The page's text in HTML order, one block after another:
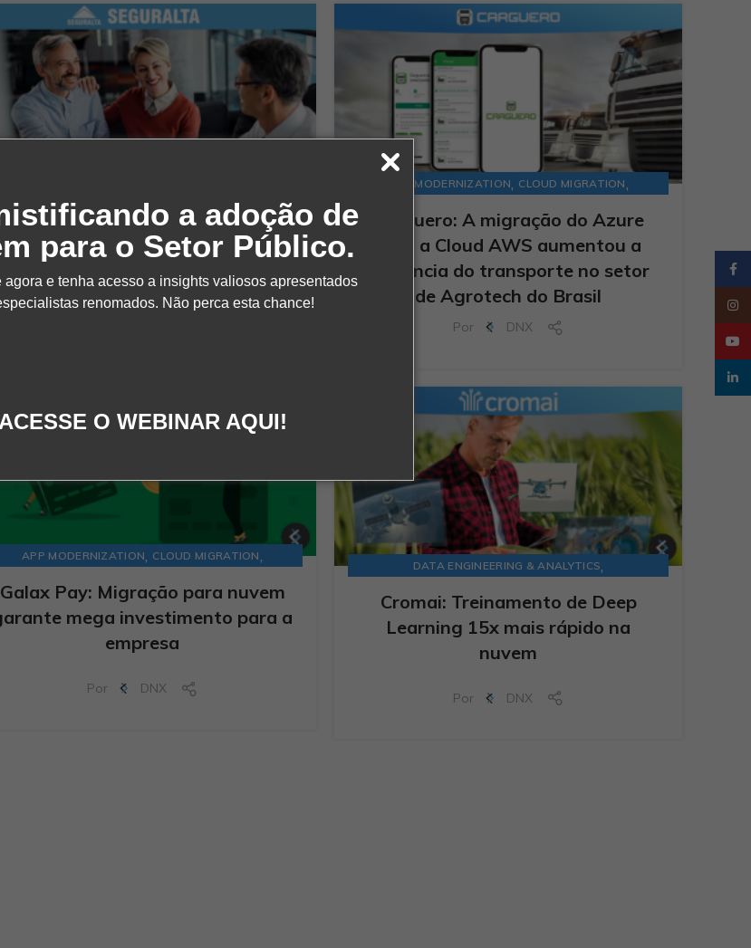
a adoção de
para o Setor Público.
agora e tenha acesso a insights valiosos apresentados
renomados. Não perca esta chance!
ACESSE O WEBINAR AQUI!
DEVOPS
Como a Seguralta construiu sua
plataforma operacional sem
backend na AWS
APP MODERNIZATION, CLOUD MIGRATION,
Carguero: A migração do Azure
para a Cloud AWS aumentou a
eficiência do transporte no setor
de Agrotech do Brasil
Por DNX
APP MODERNIZATION, CLOUD MIGRATION,
Galax Pay: Migração para nuvem
mega investimento para a
empresa
Por DNX
DATA ENGINEERING & ANALYTICS,
Cromai: Treinamento de Deep
Learning 15x mais rápido na
nuvem
Por DNX